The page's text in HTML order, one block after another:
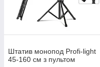
Штатив монопод Profi-light
45-160 см з пультом